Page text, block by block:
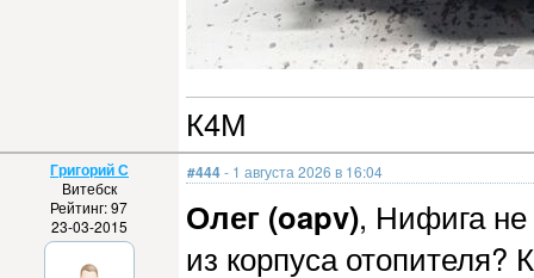
К4М
Григорий С
Витебск
Рейтинг: 97
23-03-2015
#444- 1 августа 2026 в 16:04
Олег (oapv), Нифига не
из корпуса отопителя?